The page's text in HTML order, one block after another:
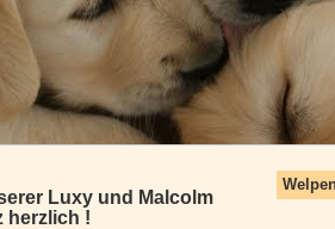
Luxy und Malcolm
herzlich !